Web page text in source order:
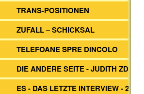
TRANS-POSITIONEN
ZUFALL – SCHICKSAL
TELEFOANE SPRE DINCOLO
DIE ANDERE SEITE - JUDITH ZDESAR
ES - DAS LETZTE INTERVIEW - 2014